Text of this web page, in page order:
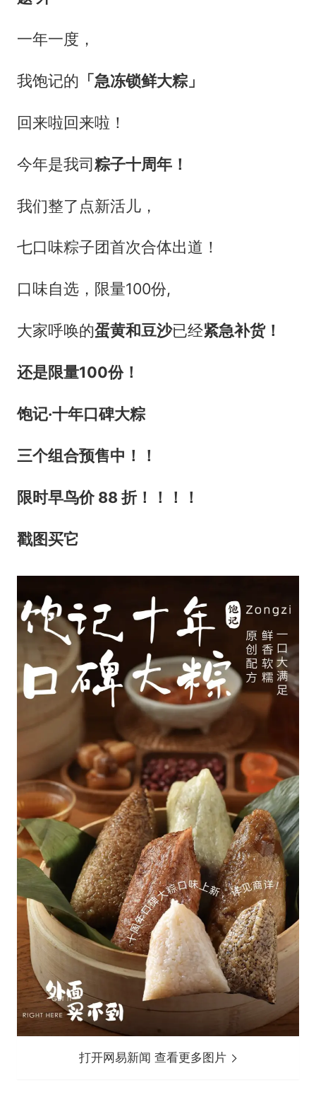
一年一度，
我饱记的 「急冻锁鲜大粽」
回来啦回来啦！
今年是我司粽子十周年！
我们整了点新活儿，
七口味粽子团首次合体出道！
口味自选，限量100份,
大家呼唤的蛋黄和豆沙已经紧急补货！
还是限量100份！
饱记·十年口碑大粽
三个组合预售中！！
限时早鸟价 88 折！！！！
戳图买它
打开网易新闻 查看更多图片